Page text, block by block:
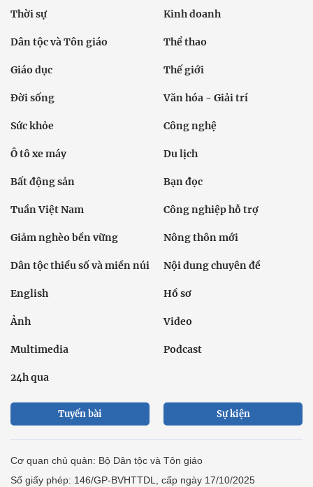
Thời sự Kinh doanh
Dân tộc và Tôn giáo Thể thao
Giáo dục Thế giới
Đời sống Văn hóa - Giải trí
Sức khỏe Công nghệ
Ô tô xe máy Du lịch
Bất động sản Bạn đọc
Tuần Việt Nam Công nghiệp hỗ trợ
Giảm nghèo bền vững Nông thôn mới
Dân tộc thiểu số và miền núi Nội dung chuyên đề
English Hồ sơ
Ảnh Video
Multimedia Podcast
24h qua
Tuyến bài Sự kiện
Cơ quan chủ quản: Bộ Dân tộc và Tôn giáo
Số giấy phép: 146/GP-BVHTTDL, cấp ngày 17/10/2025